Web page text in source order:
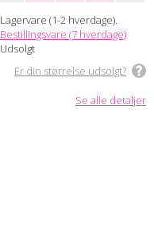
Lagervare (1-2 hverdage).
Bestillingsvare (7 hverdage)
Udsolgt
Er din størrelse udsolgt?
Se alle detaljer